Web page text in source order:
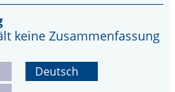
keine Zusammenfassung
Deutsch